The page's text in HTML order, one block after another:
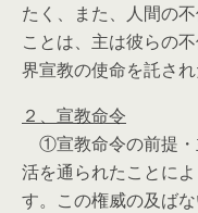
たく、また、人間の
ことは、主は彼らの
界宣教の使命を託され
２、宣教命令
①宣教命令の前提
活を通られたことに
す。この権威の及ば